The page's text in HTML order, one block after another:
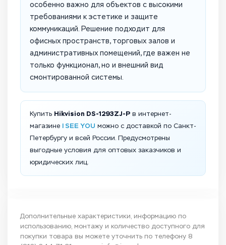
особенно важно для объектов с высокими
требованиями к эстетике и защите
коммуникаций. Решение подходит для
офисных пространств, торговых залов и
административных помещений, где важен не
только функционал, но и внешний вид
смонтированной системы.
Купить Hikvision DS-1293ZJ-P в интернет-
магазине I SEE YOU можно с доставкой по Санкт-
Петербургу и всей России. Предусмотрены
выгодные условия для оптовых заказчиков и
юридических лиц.
Дополнительные характеристики, информацию по
использованию, монтажу и количество доступного для
покупки товара вы можете уточнить по телефону 8